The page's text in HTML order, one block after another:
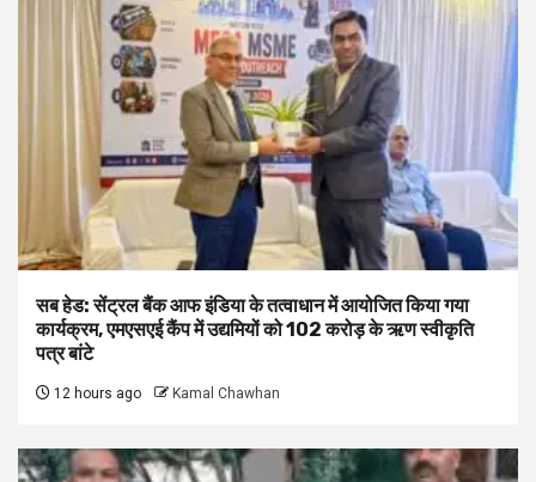
सब हेड: सेंट्रल बैंक आफ इंडिया के तत्वाधान में आयोजित किया गया
कार्यक्रम, एमएसएई कैंप में उद्यमियों को 102 करोड़ के ऋण स्वीकृति
पत्र बांटे
12 hours ago Kamal Chawhan